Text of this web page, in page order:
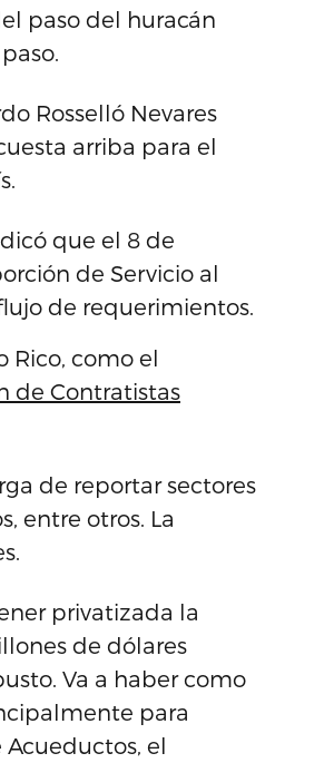
paso del huracán
Rosselló Nevares
arriba para el
que el 8 de
de Servicio al
de requerimientos.
Rico, como el
de Contratistas
de reportar sectores
entre otros. La
privatizada la
de dólares
Va a haber como
para
el